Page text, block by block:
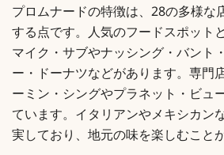
プロムナードの特徴は、28の多様な
する点です。人気のフードスポット
マイク・サブやナッシング・バント
ー・ドーナツなどがあります。専門
ーミン・シングやプラネット・ビュ
ています。イタリアンやメキシカン
実しており、地元の味を楽しむこと